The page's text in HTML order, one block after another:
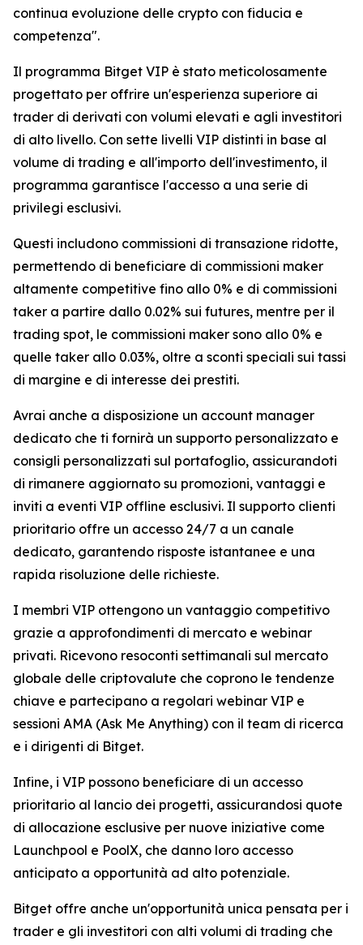
continua evoluzione delle crypto con fiducia e
competenza".
Il programma Bitget VIP è stato meticolosamente
progettato per offrire un'esperienza superiore ai
trader di derivati con volumi elevati e agli investitori
di alto livello. Con sette livelli VIP distinti in base al
volume di trading e all'importo dell'investimento, il
programma garantisce l'accesso a una serie di
privilegi esclusivi.
Questi includono commissioni di transazione ridotte,
permettendo di beneficiare di commissioni maker
altamente competitive fino allo 0% e di commissioni
taker a partire dallo 0.02% sui futures, mentre per il
trading spot, le commissioni maker sono allo 0% e
quelle taker allo 0.03%, oltre a sconti speciali sui tassi
di margine e di interesse dei prestiti.
Avrai anche a disposizione un account manager
dedicato che ti fornirà un supporto personalizzato e
consigli personalizzati sul portafoglio, assicurandoti
di rimanere aggiornato su promozioni, vantaggi e
inviti a eventi VIP offline esclusivi. Il supporto clienti
prioritario offre un accesso 24/7 a un canale
dedicato, garantendo risposte istantanee e una
rapida risoluzione delle richieste.
I membri VIP ottengono un vantaggio competitivo
grazie a approfondimenti di mercato e webinar
privati. Ricevono resoconti settimanali sul mercato
globale delle criptovalute che coprono le tendenze
chiave e partecipano a regolari webinar VIP e
sessioni AMA (Ask Me Anything) con il team di ricerca
e i dirigenti di Bitget.
Infine, i VIP possono beneficiare di un accesso
prioritario al lancio dei progetti, assicurandosi quote
di allocazione esclusive per nuove iniziative come
Launchpool e PoolX, che danno loro accesso
anticipato a opportunità ad alto potenziale.
Bitget offre anche un'opportunità unica pensata per i
trader e gli investitori con alti volumi di trading che